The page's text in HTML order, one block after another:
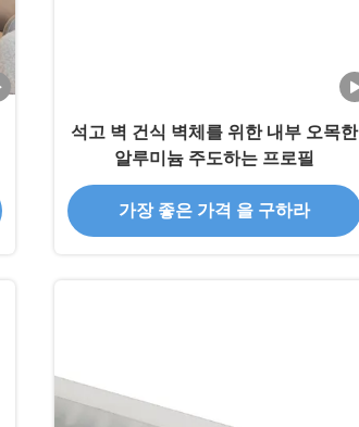
석고 벽 건식 벽체를 위한 내부 오목한
알루미늄 주도하는 프로필
가장 좋은 가격 을 구하라